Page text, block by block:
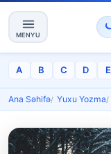
MENYU
A B C D E
Ana Səhifə Yuxu Yozma